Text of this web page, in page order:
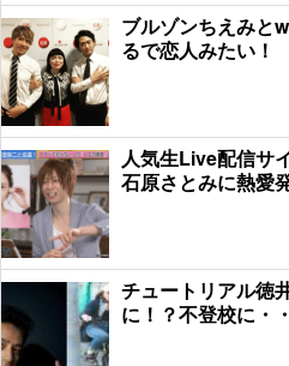
ブルゾンちえみと
るで恋人みたい！
人気生Live配信サ
石原さとみに熱愛
チュートリアル徳
に！？不登校に・